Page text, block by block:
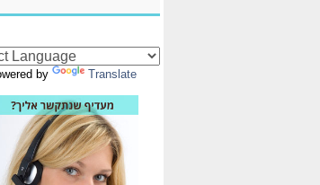
by Translate